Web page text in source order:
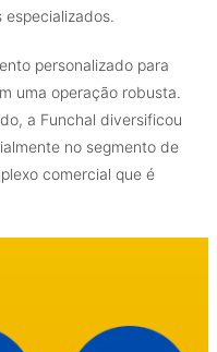
personalizado para
uma operação robusta.
a Funchal diversificou
no segmento de
comercial que é